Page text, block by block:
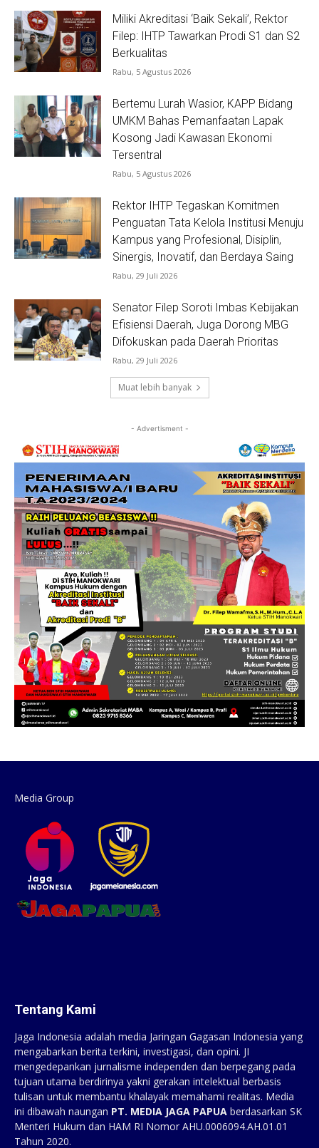
Miliki Akreditasi ‘Baik Sekali’, Rektor
Filep: IHTP Tawarkan Prodi S1 dan S2
Berkualitas
Rabu, 5 Agustus 2026
Bertemu Lurah Wasior, KAPP Bidang
UMKM Bahas Pemanfaatan Lapak
Kosong Jadi Kawasan Ekonomi
Tersentral
Rabu, 5 Agustus 2026
Rektor IHTP Tegaskan Komitmen
Penguatan Tata Kelola Institusi Menuju
Kampus yang Profesional, Disiplin,
Sinergis, Inovatif, dan Berdaya Saing
Rabu, 29 Juli 2026
Senator Filep Soroti Imbas Kebijakan
Efisiensi Daerah, Juga Dorong MBG
Difokuskan pada Daerah Prioritas
Rabu, 29 Juli 2026
Muat lebih banyak
- Advertisment -
Media Group
Tentang Kami
Jaga Indonesia adalah media Jaringan Gagasan Indonesia yang
mengabarkan berita terkini, investigasi, dan opini. JI
mengedepankan jurnalisme independen dan berpegang pada
tujuan utama berdirinya yakni gerakan intelektual berbasis
tulisan untuk membantu khalayak memahami realitas. Media
ini dibawah naungan PT. MEDIA JAGA PAPUA berdasarkan SK
Menteri Hukum dan HAM RI Nomor AHU.0006094.AH.01.01
Tahun 2020.